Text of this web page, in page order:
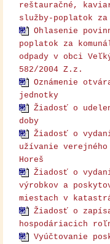
reštauračné,
služby-poplatok za
Ohlasenie
poplatok za
odpady v obci
582/2004 Z.z.
Oznámenie
jednotky
Žiadosť o
doby
Žiadosť o
užívanie
Horeš
Žiadosť o
výrobkov a
miestach v
Žiadosť o
hospodáriacich
Vyúčtovanie